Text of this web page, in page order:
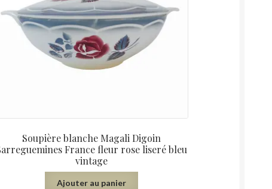
Soupière blanche Magali Digoin
France fleur rose liseré bleu
vintage
Ajouter au panier